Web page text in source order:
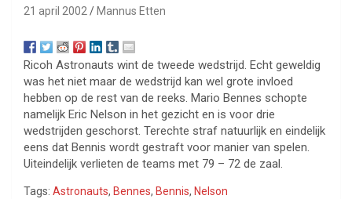
21 april 2002 Mannus Etten
Ricoh Astronauts wint de tweede wedstrijd. Echt geweldig
was het niet maar de wedstrijd kan wel grote invloed
hebben op de rest van de reeks. Mario Bennes schopte
namelijk Eric Nelson in het gezicht en is voor drie
wedstrijden geschorst. Terechte straf natuurlijk en eindelijk
eens dat Bennis wordt gestraft voor manier van spelen.
Uiteindelijk verlieten de teams met 79 – 72 de zaal.
Tags: Astronauts, Bennes, Bennis, Nelson